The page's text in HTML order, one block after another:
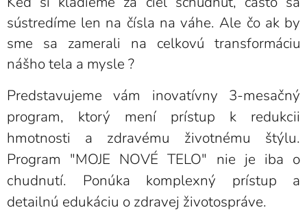
sústredíme len na čísla na váhe. Ale čo ak by
sme sa zamerali na celkovú transformáciu
nášho tela a mysle ?
Predstavujeme vám inovatívny 3-mesačný
program, ktorý mení prístup k redukcii
hmotnosti a zdravému životnému štýlu.
Program "MOJE NOVÉ TELO" nie je iba o
chudnutí. Ponúka komplexný prístup a
detailnú edukáciu o zdravej životospráve.